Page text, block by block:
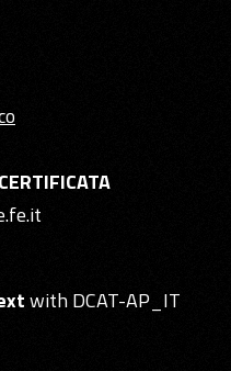
with DCAT-AP_IT